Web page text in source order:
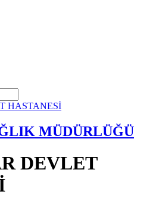
MÜDÜRLÜĞÜ
DEVLET